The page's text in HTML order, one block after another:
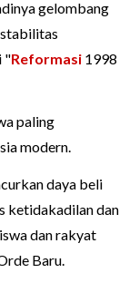
gelombang
"Reformasi 1998
paling
modern.
daya beli
ketidakadilan dan
dan rakyat
Baru.